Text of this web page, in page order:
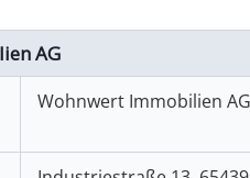
AG
Wohnwert Immobilien